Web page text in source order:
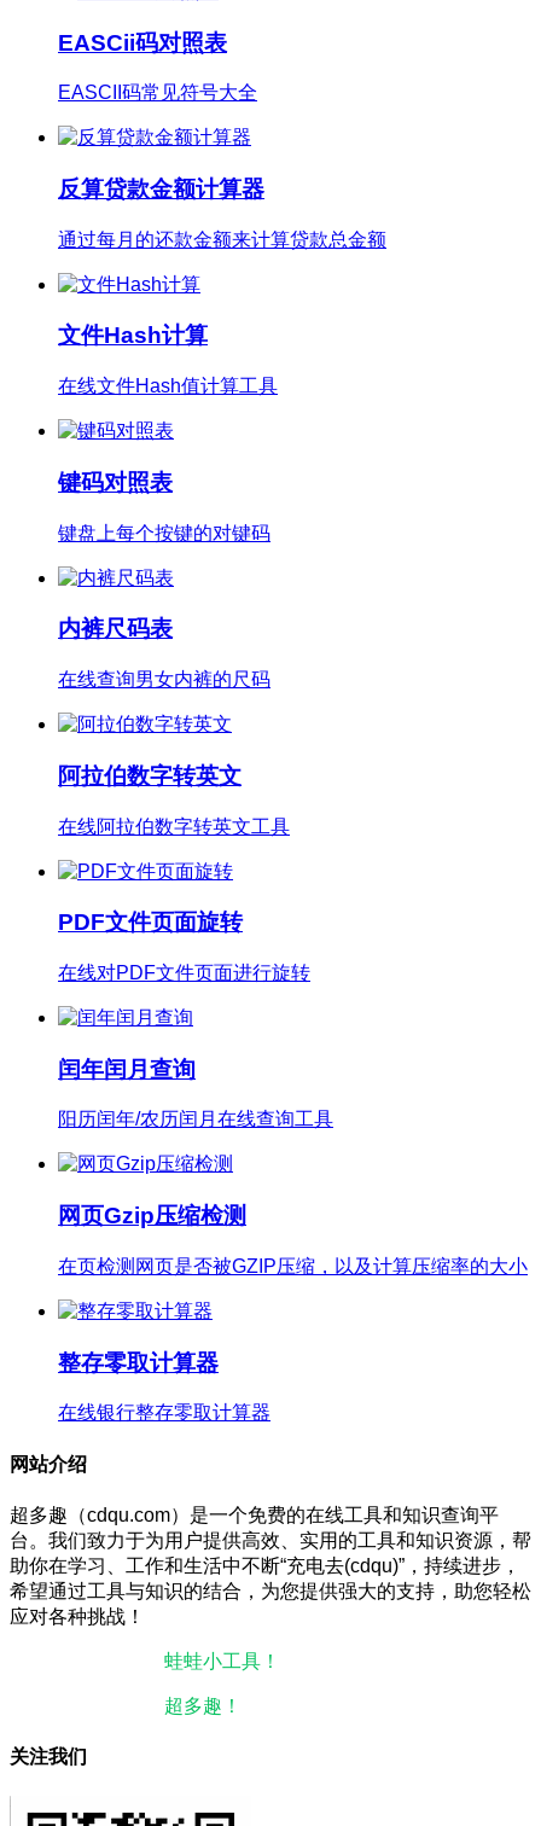
EASCii码对照表
EASCII码常见符号大全
反算贷款金额计算器
通过每月的还款金额来计算贷款总金额
文件Hash计算
在线文件Hash值计算工具
键码对照表
键盘上每个按键的对键码
内裤尺码表
在线查询男女内裤的尺码
阿拉伯数字转英文
在线阿拉伯数字转英文工具
PDF文件页面旋转
在线对PDF文件页面进行旋转
闰年闰月查询
阳历闰年/农历闰月在线查询工具
网页Gzip压缩检测
在页检测网页是否被GZIP压缩，以及计算压缩率的大小
整存零取计算器
在线银行整存零取计算器
网站介绍
超多趣（cdqu.com）是一个免费的在线工具和知识查询平
台。我们致力于为用户提供高效、实用的工具和知识资源，帮
助你在学习、工作和生活中不断“充电去(cdqu)”，持续进步，
希望通过工具与知识的结合，为您提供强大的支持，助您轻松
应对各种挑战！
蛙蛙小工具！
超多趣！
关注我们